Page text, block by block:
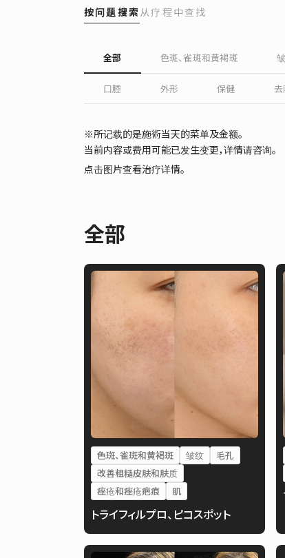
按问题搜索从疗程中查找
全部 色斑、雀斑和黄褐斑
口腔 外形 保健
※所记载的是施術当天的菜单及金额。
当前内容或费用可能已发生变更，详情请咨询。
点击图片查看治疗详情。
全部
色斑、雀斑和黄褐斑 皱纹
毛孔
改善粗糙皮肤和肤质
痤疮和痤疮疤痕
肌
トライフィルプロ、ピコスポット